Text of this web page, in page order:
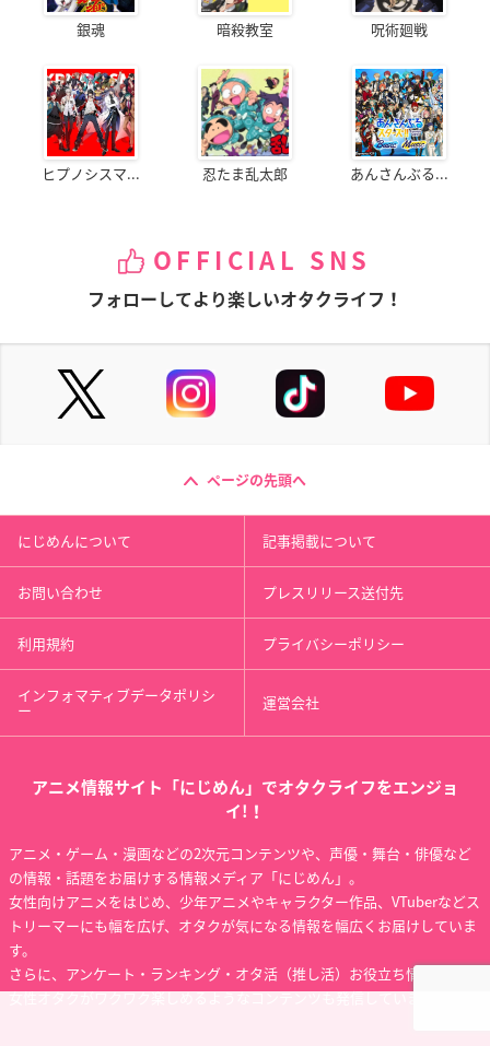
銀魂 暗殺教室 呪術廻戦
ヒプノシスマ... 忍たま乱太郎 あんさんぶる...
OFFICIAL SNS
フォローしてより楽しいオタクライフ！
ページの先頭へ
にじめんについて 記事掲載について
お問い合わせ プレスリリース送付先
利用規約 プライバシーポリシー
インフォマティブデータポリシ
ー 運営会社
アニメ情報サイト「にじめん」でオタクライフをエンジョ
イ!！
アニメ・ゲーム・漫画などの2次元コンテンツや、声優・舞台・俳優など
の情報・話題をお届けする情報メディア「にじめん」。
女性向けアニメをはじめ、少年アニメやキャラクター作品、VTuberなどス
トリーマーにも幅を広げ、オタクが気になる情報を幅広くお届けしていま
す。
さらに、アンケート・ランキング・オタ活（推し活）お役立ち情報など、
女性オタクがワクワク楽しめるようなコンテンツも発信しています。